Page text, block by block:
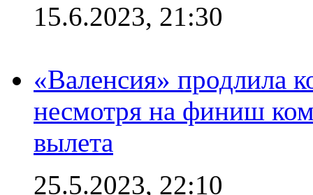
15.6.2023, 21:30
«Валенсия» продлила
несмотря на финиш
вылета
25.5.2023, 22:10